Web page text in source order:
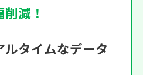
減！
タイムなデータ